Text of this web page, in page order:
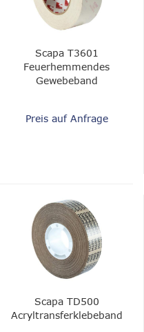
Scapa T3601
Feuerhemmendes
Gewebeband
Preis auf Anfrage
Scapa TD500
Acryltransferklebeband